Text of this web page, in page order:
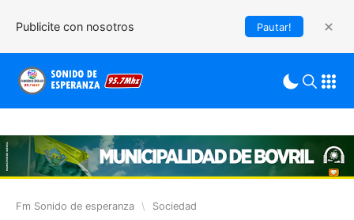
Publicite con nosotros Pautar!
Fm Sonido de esperanza \ Sociedad